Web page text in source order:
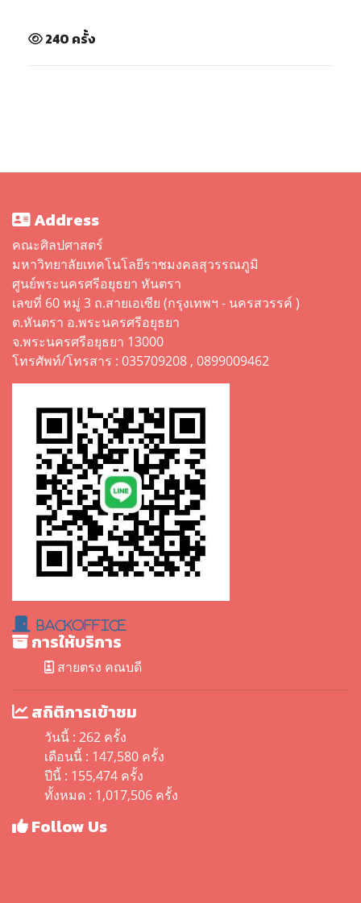
240 ครั้ง
Address
คณะศิลปศาสตร์
มหาวิทยาลัยเทคโนโลยีราชมงคลสุวรรณภูมิ
ศูนย์พระนครศรีอยุธยา หันตรา
เลขที่ 60 หมู่ 3 ถ.สายเอเซีย (กรุงเทพฯ - นครสวรรค์ )
ต.หันตรา อ.พระนครศรีอยุธยา
จ.พระนครศรีอยุธยา 13000
โทรศัพท์/โทรสาร : 035709208 , 0899009462
BackOffice
การให้บริการ
สายตรง คณบดี
สถิติการเข้าชม
วันนี้ : 262 ครั้ง
เดือนนี้ : 147,580 ครั้ง
ปีนี้ : 155,474 ครั้ง
ทั้งหมด : 1,017,506 ครั้ง
Follow Us